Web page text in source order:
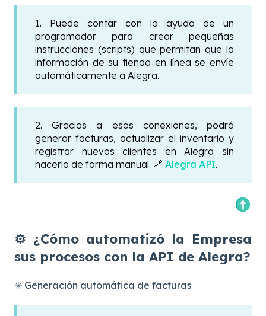
1. Puede contar con la ayuda de un
programador para crear pequeñas
instrucciones (scripts) que permitan que la
información de su tienda en línea se envíe
automáticamente a Alegra.
2. Gracias a esas conexiones, podrá
generar facturas, actualizar el inventario y
registrar nuevos clientes en Alegra sin
hacerlo de forma manual. 🔗 Alegra API.
⚙️ ¿Cómo automatizó la Empresa
sus procesos con la API de Alegra?
✳️ Generación automática de facturas: